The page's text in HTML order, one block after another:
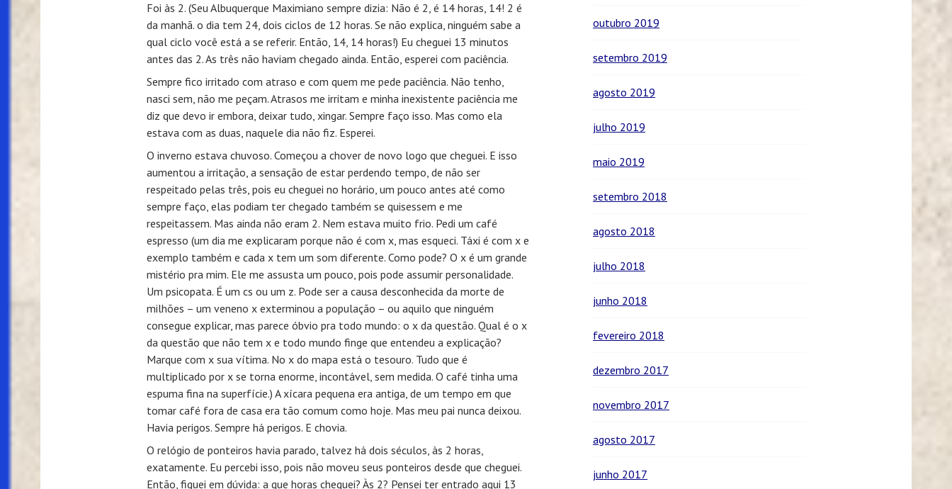
Foi às 2. (Seu Albuquerque Maximiano sempre dizia: Não é 2, é 14 horas, 14! 2 é
da manhã. o dia tem 24, dois ciclos de 12 horas. Se não explica, ninguém sabe a
qual ciclo você está a se referir. Então, 14, 14 horas!) Eu cheguei 13 minutos
antes das 2. As três não haviam chegado ainda. Então, esperei com paciência.
Sempre fico irritado com atraso e com quem me pede paciência. Não tenho,
nasci sem, não me peçam. Atrasos me irritam e minha inexistente paciência me
diz que devo ir embora, deixar tudo, xingar. Sempre faço isso. Mas como ela
estava com as duas, naquele dia não fiz. Esperei.
O inverno estava chuvoso. Começou a chover de novo logo que cheguei. E isso
aumentou a irritação, a sensação de estar perdendo tempo, de não ser
respeitado pelas três, pois eu cheguei no horário, um pouco antes até como
sempre faço, elas podiam ter chegado também se quisessem e me
respeitassem. Mas ainda não eram 2. Nem estava muito frio. Pedi um café
espresso (um dia me explicaram porque não é com x, mas esqueci. Táxi é com x e
exemplo também e cada x tem um som diferente. Como pode? O x é um grande
mistério pra mim. Ele me assusta um pouco, pois pode assumir personalidade.
Um psicopata. É um cs ou um z. Pode ser a causa desconhecida da morte de
milhões – um veneno x exterminou a população – ou aquilo que ninguém
consegue explicar, mas parece óbvio pra todo mundo: o x da questão. Qual é o x
da questão que não tem x e todo mundo finge que entendeu a explicação?
Marque com x sua vítima. No x do mapa está o tesouro. Tudo que é
multiplicado por x se torna enorme, incontável, sem medida. O café tinha uma
espuma fina na superfície.) A xícara pequena era antiga, de um tempo em que
tomar café fora de casa era tão comum como hoje. Mas meu pai nunca deixou.
Havia perigos. Sempre há perigos. E chovia.
O relógio de ponteiros havia parado, talvez há dois séculos, às 2 horas,
exatamente. Eu percebi isso, pois não moveu seus ponteiros desde que cheguei.
Então, fiquei em dúvida: a que horas cheguei? Às 2? Pensei ter entrado aqui 13
outubro 2019
setembro 2019
agosto 2019
julho 2019
maio 2019
setembro 2018
agosto 2018
julho 2018
junho 2018
fevereiro 2018
dezembro 2017
novembro 2017
agosto 2017
junho 2017